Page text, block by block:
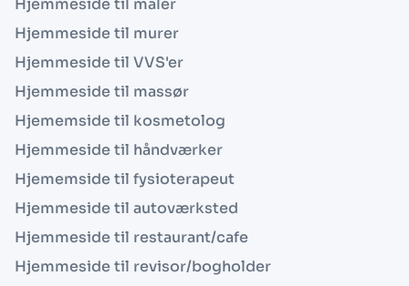
Hjemmeside til maler
Hjemmeside til murer
Hjemmeside til VVS'er
Hjemmeside til massør
Hjememside til kosmetolog
Hjemmeside til håndværker
Hjememside til fysioterapeut
Hjemmeside til autoværksted
Hjemmeside til restaurant/cafe
Hjemmeside til revisor/bogholder